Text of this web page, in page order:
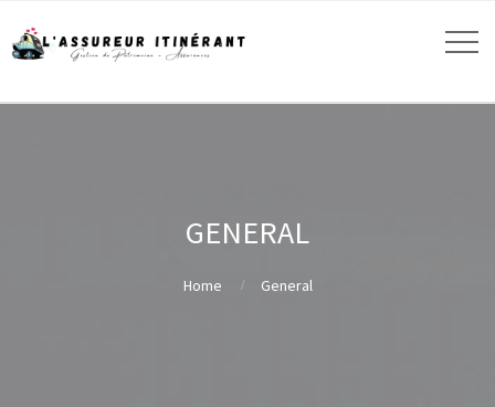
GENERAL
Home General